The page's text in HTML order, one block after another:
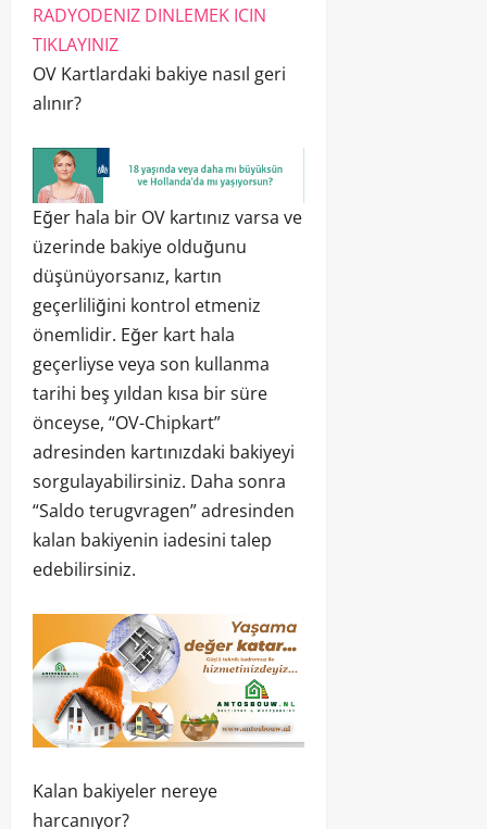
RADYODENIZ DINLEMEK ICIN
TIKLAYINIZ
OV Kartlardaki bakiye nasıl geri
alınır?
Eğer hala bir OV kartınız varsa ve
üzerinde bakiye olduğunu
düşünüyorsanız, kartın
geçerliliğini kontrol etmeniz
önemlidir. Eğer kart hala
geçerliyse veya son kullanma
tarihi beş yıldan kısa bir süre
önceyse, “OV-Chipkart”
adresinden kartınızdaki bakiyeyi
sorgulayabilirsiniz. Daha sonra
“Saldo terugvragen” adresinden
kalan bakiyenin iadesini talep
edebilirsiniz.
Kalan bakiyeler nereye
harcanıyor?